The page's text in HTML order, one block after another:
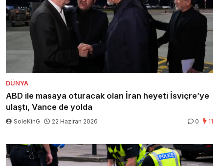
DÜNYA
ABD ile masaya oturacak olan İran heyeti İsviçre’ye
ulaştı, Vance de yolda
SoleKinG 22 Haziran 2026 0 11